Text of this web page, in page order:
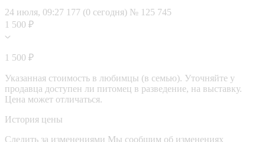
24 июля, 09:27 177 (0 сегодня) № 125 745
1 500 ₽
1 500 ₽
Указанная стоимость в любимцы (в семью). Уточняйте у
продавца доступен ли питомец в разведение, на выставку.
Цена может отличаться.
История цены
Следить за изменениями Мы сообщим об изменениях